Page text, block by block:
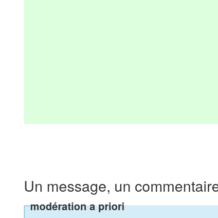
Un message, un
modération a priori